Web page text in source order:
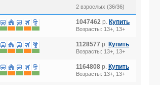
2 взрослых (36/36)
1047462 р. Купить
Возрасты: 13+, 13+
1128577 р. Купить
Возрасты: 13+, 13+
1164808 р. Купить
Возрасты: 13+, 13+